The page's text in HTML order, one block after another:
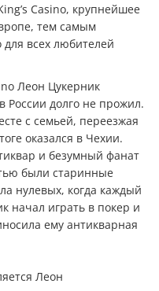
Casino, крупнейшее
тем самым
всех любителей
Леон Цукерник
России долго не прожил.
с семьей, переезжая
оказался в Чехии.
и безумный фанат
были старинные
нулевых, когда каждый
начал играть в покер и
ему антикварная